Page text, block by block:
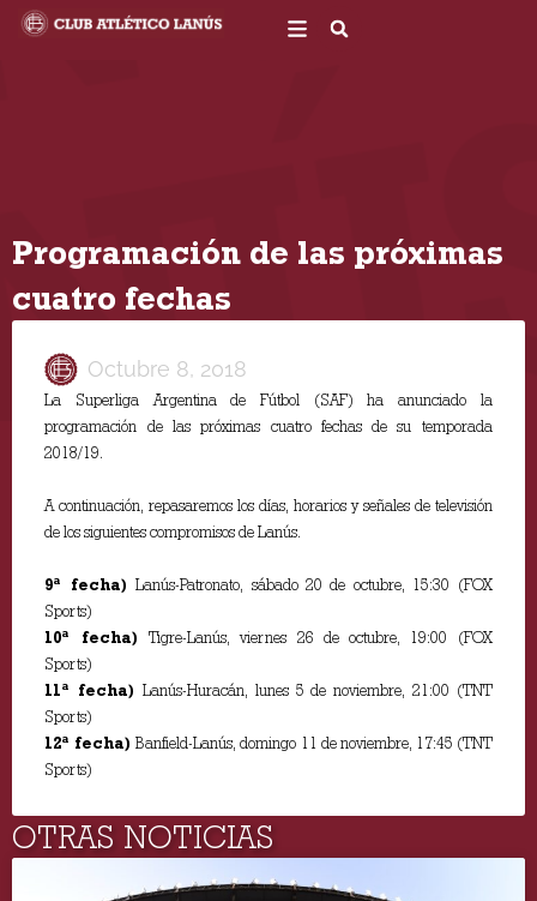
Programación de las próximas
cuatro fechas
Octubre 8, 2018
La Superliga Argentina de Fútbol (SAF) ha anunciado la
programación de las próximas cuatro fechas de su temporada
2018/19.
A continuación, repasaremos los días, horarios y señales de televisión
de los siguientes compromisos de Lanús.
9ª fecha) Lanús-Patronato, sábado 20 de octubre, 15:30 (FOX
Sports)
10ª fecha)
Tigre-Lanús, viernes 26 de octubre, 19:00 (FOX
Sports)
11ª fecha) Lanús-Huracán, lunes 5 de noviembre, 21:00 (TNT
Sports)
12ª fecha) Banfield-Lanús, domingo 11 de noviembre, 17:45 (TNT
Sports)
OTRAS NOTICIAS